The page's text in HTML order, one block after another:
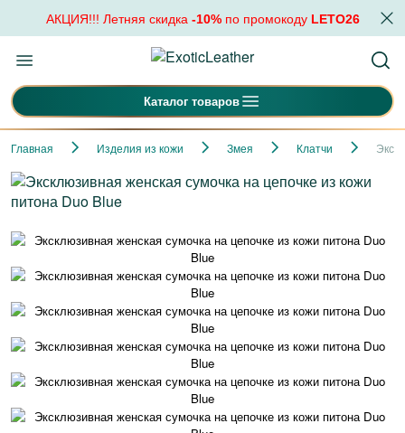
АКЦИЯ!!! Летняя скидка -10%по промокоду LETO26
Каталог товаров
Главная Изделия из кожи Змея Клатчи